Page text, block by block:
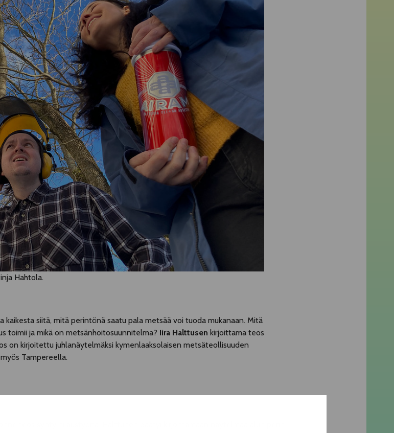
Hahtola.
siitä, mitä perintönä saatu pala metsää voi tuoda mukanaan. Mitä
toimii ja mikä on metsänhoitosuunnitelma? Iira Halttusen kirjoittama teos
on kirjoitettu juhlanäytelmäksi kymenlaaksolaisen metsäteollisuuden
Tampereella.
teos syntyi tilaustyönä. Halttunen päätyi kirjoittamaan näytelmää alun perin